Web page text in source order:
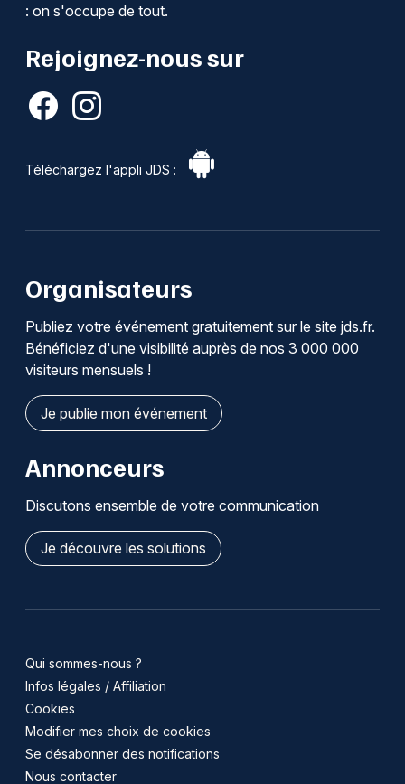
: on s'occupe de tout.
Rejoignez-nous sur
Téléchargez l'appli JDS :
Organisateurs
Publiez votre événement gratuitement sur le site jds.fr.
Bénéficiez d'une visibilité auprès de nos 3 000 000
visiteurs mensuels !
Je publie mon événement
Annonceurs
Discutons ensemble de votre communication
Je découvre les solutions
Qui sommes-nous ?
Infos légales / Affiliation
Cookies
Modifier mes choix de cookies
Se désabonner des notifications
Nous contacter